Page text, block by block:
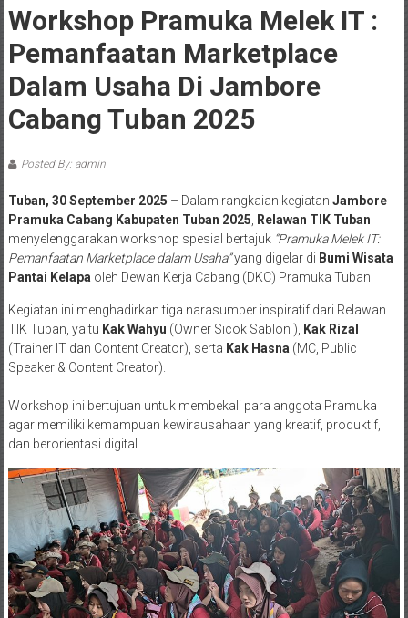
Workshop Pramuka Melek IT :
Pemanfaatan Marketplace
Dalam Usaha Di Jambore
Cabang Tuban 2025
Posted By: admin
Tuban, 30 September 2025 – Dalam rangkaian kegiatan Jambore
Pramuka Cabang Kabupaten Tuban 2025
Relawan TIK Tuban
menyelenggarakan workshop spesial bertajuk “Pramuka Melek IT:
Pemanfaatan Marketplace dalam Usaha”yang digelar di Bumi Wisata
Pantai Kelapa oleh Dewan Kerja Cabang (DKC) Pramuka Tuban
Kegiatan ini menghadirkan tiga narasumber inspiratif dari Relawan
TIK Tuban, yaitu Kak Wahyu (Owner Sicok Sablon ),
Kak Rizal
(Trainer IT dan Content Creator), serta Kak Hasna (MC, Public
Speaker & Content Creator).
Workshop ini bertujuan untuk membekali para anggota Pramuka
agar memiliki kemampuan kewirausahaan yang kreatif, produktif,
dan berorientasi digital.